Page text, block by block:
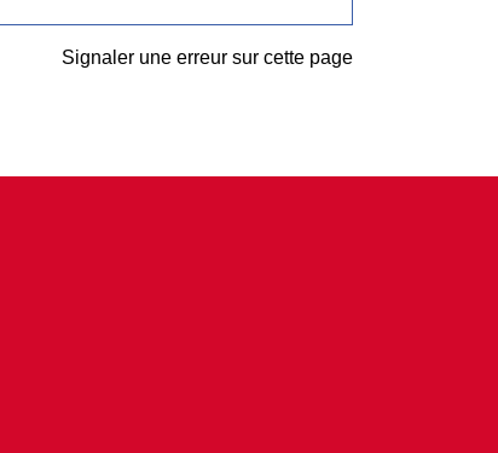
Signaler une erreur sur cette page